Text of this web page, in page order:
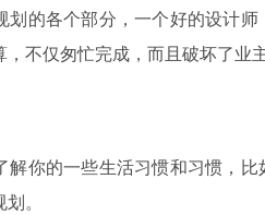
的各个部分，一个好的设计
不仅匆忙完成，而且破坏了业
你的一些生活习惯和习惯，
。